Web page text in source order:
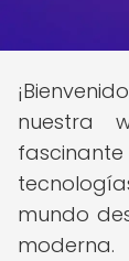
nuestra
mundo